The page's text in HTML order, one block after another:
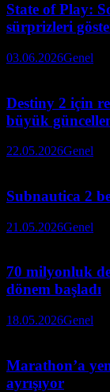
State of Play:
sürprizleri
03.06.2026Genel
Destiny 2 için
büyük
22.05.2026Genel
Subnautica 2
21.05.2026Genel
70 milyonluk
dönem başladı
18.05.2026Genel
Marathon’a
ayrışıyor